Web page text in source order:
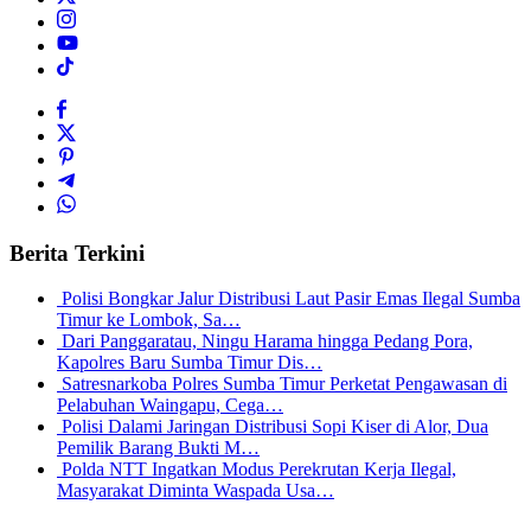
Berita Terkini
Polisi Bongkar Jalur Distribusi Laut Pasir Emas Ilegal Sumba
Timur ke Lombok, Sa…
Dari Panggaratau, Ningu Harama hingga Pedang Pora,
Kapolres Baru Sumba Timur Dis…
Satresnarkoba Polres Sumba Timur Perketat Pengawasan di
Pelabuhan Waingapu, Cega…
Polisi Dalami Jaringan Distribusi Sopi Kiser di Alor, Dua
Pemilik Barang Bukti M…
Polda NTT Ingatkan Modus Perekrutan Kerja Ilegal,
Masyarakat Diminta Waspada Usa…